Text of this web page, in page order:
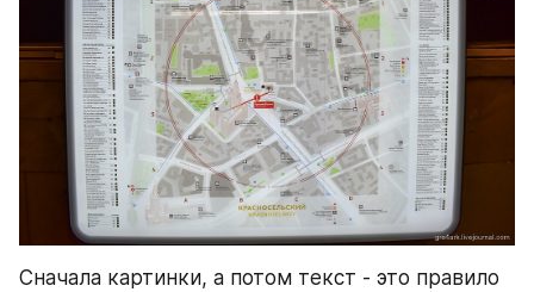
Сначала картинки, а потом текст - это правило